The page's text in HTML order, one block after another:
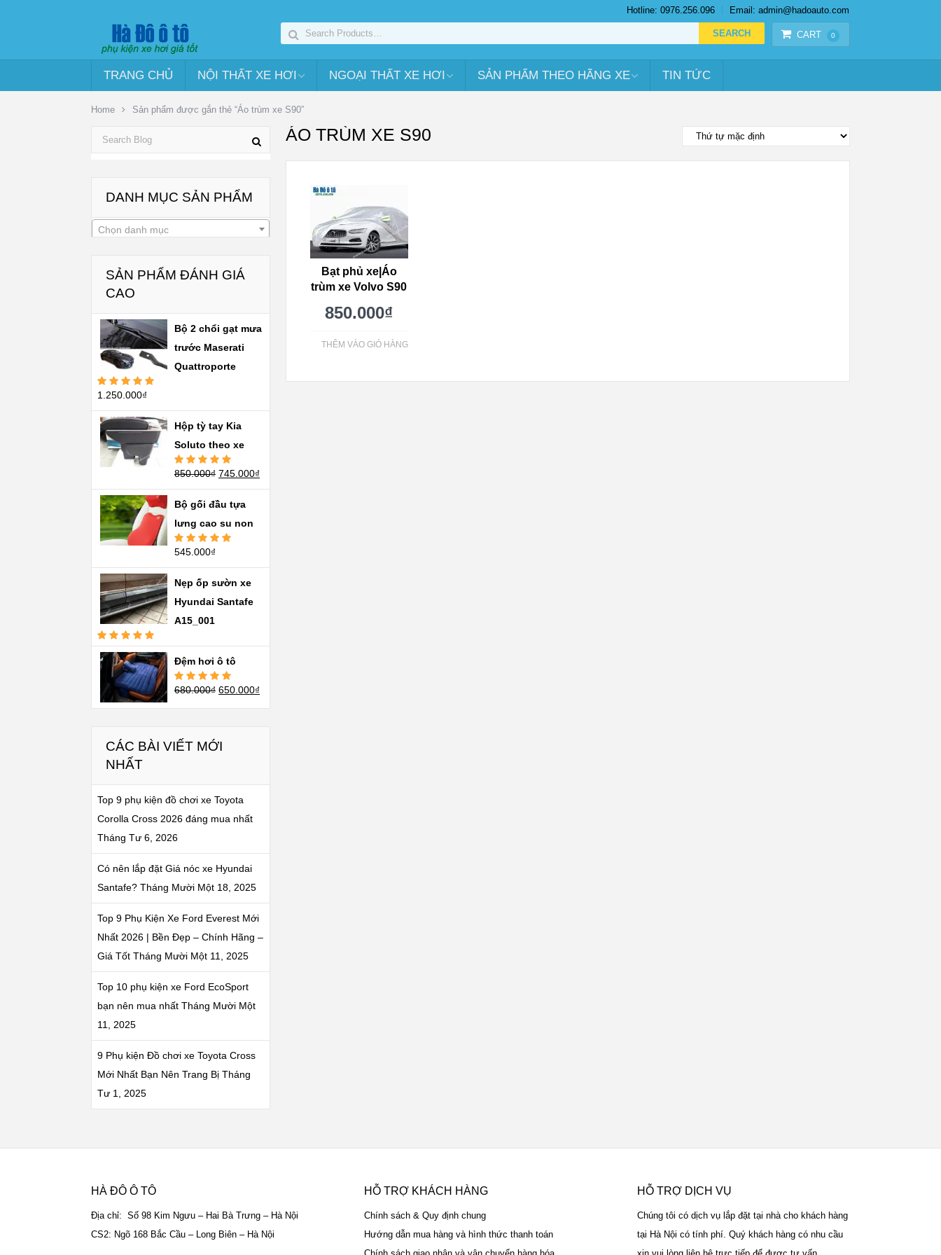
Hotline: 0976.256.096 Email: admin@hadoauto.com
CART 0
TRANG CHỦ NỘI THẤT XE HƠI NGOẠI THẤT XE HƠI SẢN PHẨM THEO HÃNG XE TIN TỨC
Home Sản phẩm được gắn thẻ “Áo trùm xe S90”
ÁO TRÙM XE S90
Bạt phủ xe|Áo
trùm xe Volvo S90
850.000₫
THÊM VÀO GIỎ HÀNG
DANH MỤC SẢN PHẨM
Chọn danh mục
SẢN PHẨM ĐÁNH GIÁ
CAO
Bộ 2 chổi gạt mưa
trước Maserati
Quattroporte
Được xếp
sao
1.250.000₫
Hộp tỳ tay Kia
Soluto theo xe
Được xếp
850.000₫ 745.000₫
Bộ gối đầu tựa
lưng cao su non
Được xếp
545.000₫
Nẹp ốp sườn xe
Hyundai Santafe
A15_001
Được xếp
hạng5.005
sao
Đệm hơi ô tô
Được xếp
sao
680.000₫ 650.000₫
CÁC BÀI VIẾT MỚI
NHẤT
Top 9 phụ kiện đồ chơi xe Toyota
Corolla Cross 2026 đáng mua nhất
Tháng Tư 6, 2026
Có nên lắp đặt Giá nóc xe Hyundai
Santafe? Tháng Mười Một 18, 2025
Top 9 Phụ Kiện Xe Ford Everest Mới
Nhất 2026 | Bền Đẹp – Chính Hãng –
Giá Tốt Tháng Mười Một 11, 2025
Top 10 phụ kiện xe Ford EcoSport
bạn nên mua nhất Tháng Mười Một
11, 2025
9 Phụ kiện Đồ chơi xe Toyota Cross
Mới Nhất Bạn Nên Trang Bị Tháng
Tư 1, 2025
HÀ ĐÔ Ô TÔ
Địa chỉ: Số 98 Kim Ngưu – Hai Bà Trưng – Hà Nội
CS2: Ngõ 168 Bắc Cầu – Long Biên – Hà Nội
HỖ TRỢ KHÁCH HÀNG
Chính sách & Quy định chung
Hướng dẫn mua hàng và hình thức thanh toán
HỖ TRỢ DỊCH VỤ
Chúng tôi có dịch vụ lắp đặt tại nhà cho khách hàng
tại Hà Nội có tính phí. Quý khách hàng có nhu cầu